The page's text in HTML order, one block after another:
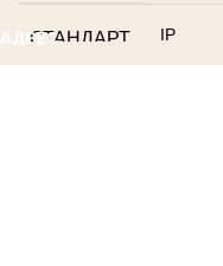
СТАНДАРТ IP
АДРЕС